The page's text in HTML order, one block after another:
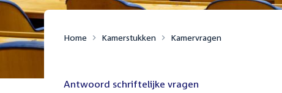
Home Kamerstukken Kamervragen
Antwoord schriftelijke vragen